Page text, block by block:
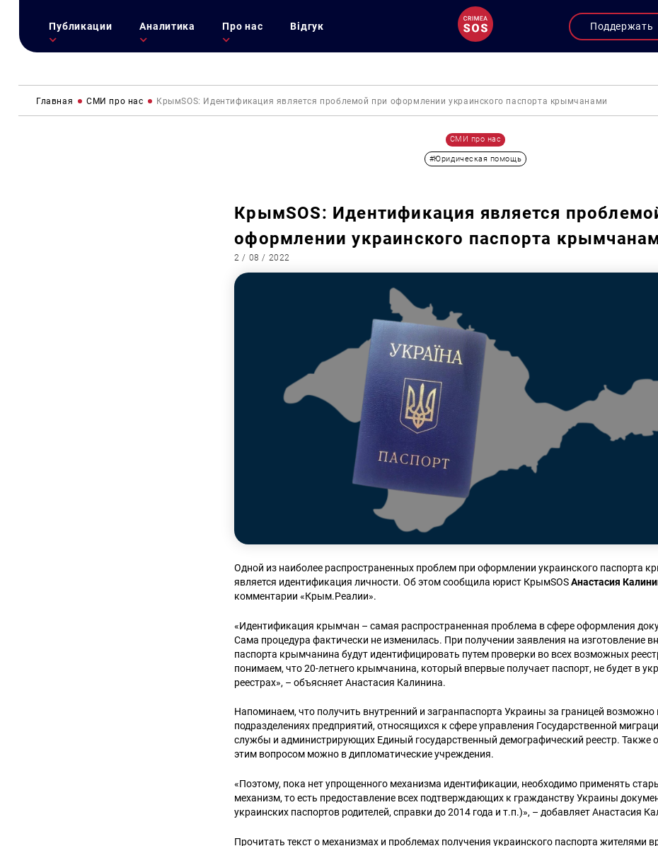
Публикации Аналитика Про нас Відгук Поддержать
Главная СМИ про нас КрымSOS: Идентификация является проблемой при оформлении украинского паспорта крымчанами
СМИ про нас
#Юридическая помощь
КрымSOS: Идентификация является
оформлении украинского паспорта
2 / 08 / 2022
Одной из наиболее распространенных проблем при оформлении украинского паспорта
является идентификация личности. Об этом сообщила юрист КрымSOSАнастасия
комментарии «Крым.Реалии».
«Идентификация крымчан – самая распространенная проблема в сфере оформления
Сама процедура фактически не изменилась. При получении заявления на изготовление
паспорта крымчанина будут идентифицировать путем проверки во всех возможных
понимаем, что 20-летнего крымчанина, который впервые получает паспорт, не будет в
реестрах», – объясняет Анастасия Калинина.
Напоминаем, что получить внутренний и загранпаспорта Украины за границей возможно
подразделениях предприятий, относящихся к сфере управления Государственной
службы и администрирующих Единый государственный демографический реестр. Также
этим вопросом можно в дипломатические учреждения.
«Поэтому, пока нет упрощенного механизма идентификации, необходимо применять
механизм, то есть предоставление всех подтверждающих к гражданству Украины
украинских паспортов родителей, справки до 2014 года и т.п.)», – добавляет Анастасия
Прочитать текст о механизмах и проблемах получения украинского паспорта жителями